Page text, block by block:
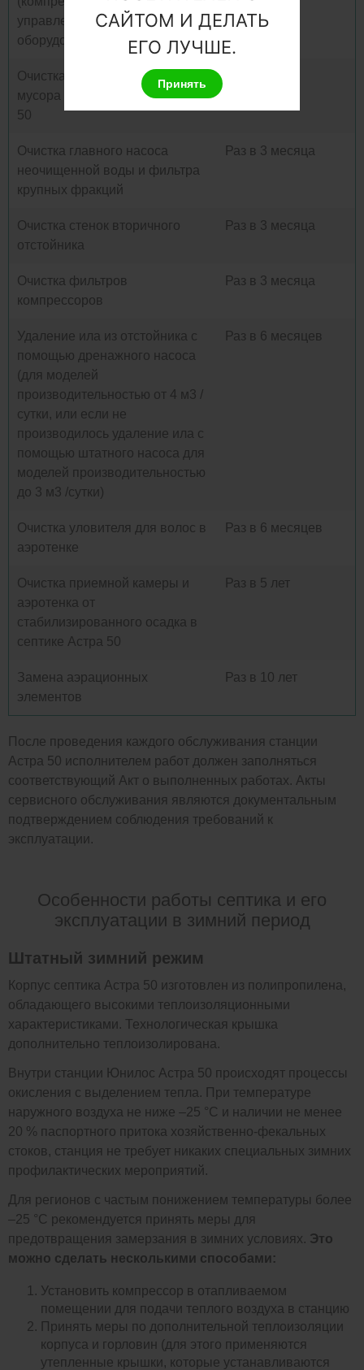
управления, насосное и другое
оборудование)
Очистка корзины для сбора
мусора станции Юнилос Астра
50
Очистка главного насоса
неочищенной воды и фильтра
крупных фракций
Раз в 3 месяца
Очистка стенок вторичного
отстойника
Раз в 3 месяца
Очистка фильтров
компрессоров
Раз в 3 месяца
Удаление ила из отстойника с
помощью дренажного насоса
(для моделей
производительностью от 4 м3 /
сутки, или если не
производилось удаление ила с
помощью штатного насоса для
моделей производительностью
до 3 м3 /сутки)
Раз в 6 месяцев
Очистка уловителя для волос в
аэротенке
Раз в 6 месяцев
Очистка приемной камеры и
аэротенка от
стабилизированного осадка в
септике Астра 50
Раз в 5 лет
Замена аэрационных
элементов
Раз в 10 лет
После проведения каждого обслуживания станции
Астра 50 исполнителем работ должен заполняться
соответствующий Акт о выполненных работах. Акты
сервисного обслуживания являются документальным
подтверждением соблюдения требований к
эксплуатации.
Особенности работы септика и его
эксплуатации в зимний период
Штатный зимний режим
Корпус септика Астра 50 изготовлен из полипропилена,
обладающего высокими теплоизоляционными
характеристиками. Технологическая крышка
дополнительно теплоизолирована.
Внутри станции Юнилос Астра 50 происходят процессы
окисления с выделением тепла. При температуре
наружного воздуха не ниже –25 °C и наличии не менее
20 % паспортного притока хозяйственно-фекальных
стоков, станция не требует никаких специальных зимних
профилактических мероприятий.
Для регионов с частым понижением температуры более
–25 °C рекомендуется принять меры для
предотвращения замерзания в зимних условиях. Это
можно сделать несколькими способами:
Установить компрессор в отапливаемом
помещении для подачи теплого воздуха в станцию
Принять меры по дополнительной теплоизоляции
корпуса и горловин (для этого применяются
утепленные крышки, которые устанавливаются
САЙТОМ И ДЕЛАТЬ
ЕГО ЛУЧШЕ.
Принять